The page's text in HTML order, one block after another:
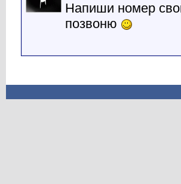
Напиши номер
позвоню